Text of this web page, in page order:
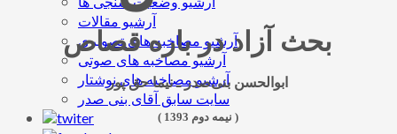
آرشیو مقالات
آرشیو مصاخبه های تصویری
آرشیو مصاخبه های صوتی
آرشیو مصاخبه های نوشتار
سایت سابق آقای بنی صدر
بحث آزاد در باره قصاص
ابوالحسن بنی‌صدر ـ نیما حق پور
( نیمه دوم 1393 )